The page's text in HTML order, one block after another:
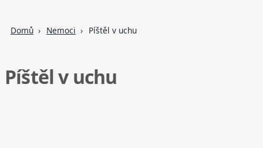
Domů Nemoci Píštěl v uchu
Píštěl v uchu